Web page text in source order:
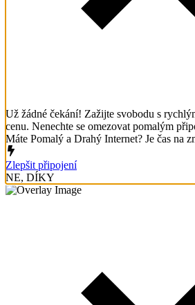
Už žádné čekání! Zažijte svobodu s
cenu. Nenechte se omezovat pomalým
Máte Pomalý a Drahý Internet? Je čas na
Zlepšit připojení
NE, DÍKY